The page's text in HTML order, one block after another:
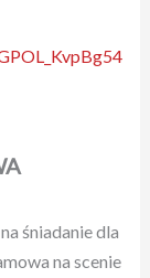
śniadanie dla
na scenie